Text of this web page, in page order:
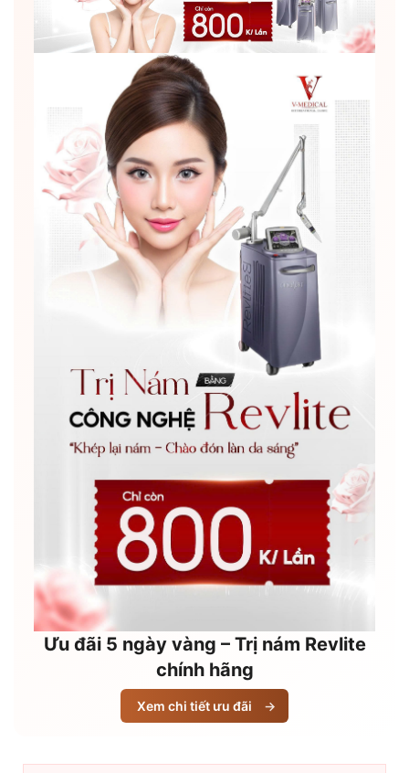
Ưu đãi 5 ngày vàng – Trị nám Revlite
chính hãng
Xem chi tiết ưu đãi →